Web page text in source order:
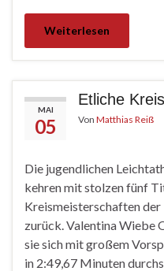
Weiterlesen
MAI
05
Etliche
Von Matthias Reiß
Die jugendlichen
kehren mit stolzen fünf
Kreismeisterschaften
zurück. Valentina Wiebe
sie sich mit großem
in 2:49,67 Minuten